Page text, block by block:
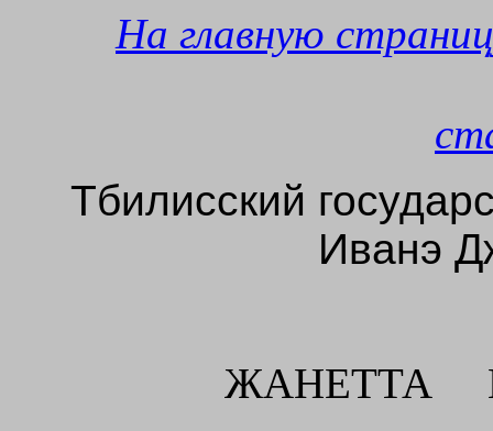
На главную
Тбилисский
Иванэ
ЖАНЕТТА